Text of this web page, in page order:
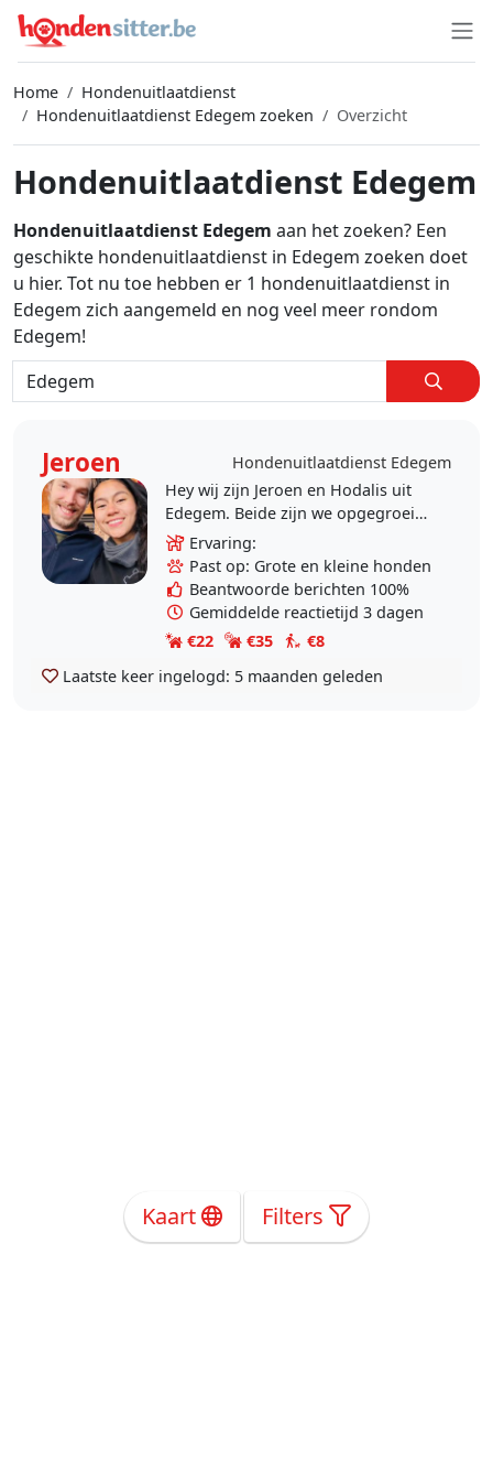
Home
Hondenuitlaatdienst
Hondenuitlaatdienst Edegem zoeken
Overzicht
Hondenuitlaatdienst Edegem
Hondenuitlaatdienst Edegem aan het zoeken? Een
geschikte hondenuitlaatdienst in Edegem zoeken doet
u hier. Tot nu toe hebben er 1 hondenuitlaatdienst in
Edegem zich aangemeld en nog veel meer rondom
Edegem!
Jeroen
Hondenuitlaatdienst Edegem
Hey wij zijn Jeroen en Hodalis uit
Edegem. Beide zijn we opgegroeid
met honden in huis en hebben er
altijd heel graag mee gewandeld.
We hebben nu..
Ervaring:
Past op: Grote en kleine honden
Beantwoorde berichten 100%
Gemiddelde reactietijd 3 dagen
€22
€35
€8
Laatste keer ingelogd: 5 maanden geleden
Kaart Filters